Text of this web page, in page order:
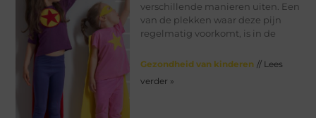
verschillende manieren uiten. Een
van de plekken waar deze pijn
regelmatig voorkomt, is in de
Gezondheid van kinderen // Lees
verder »